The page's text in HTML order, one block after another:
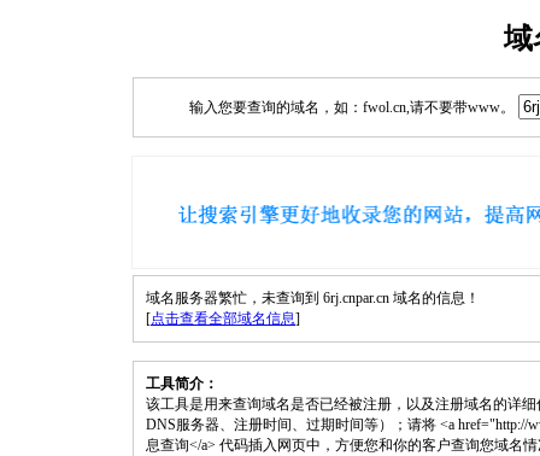
域
输入您要查询的域名，如：fwol.cn,请不要带www。
域名服务器繁忙，未查询到 6rj.cnpar.cn 域名的信息！
[点击查看全部域名信息]
工具简介：
该工具是用来查询域名是否已经被注册，以及注册域名的详
DNS服务器、注册时间、过期时间等）；请将 <a href="http://
息查询</a> 代码插入网页中，方便您和你的客户查询您域名